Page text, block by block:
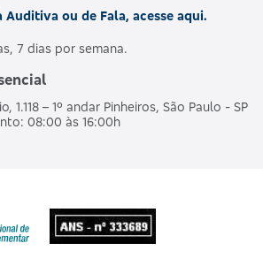
Auditiva ou de Fala, acesse aqui.
7 dias por semana.
1.118 – 1º andar Pinheiros, São Paulo - SP
08:00 às 16:00h